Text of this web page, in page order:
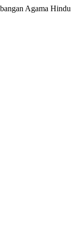
Agama Hindu